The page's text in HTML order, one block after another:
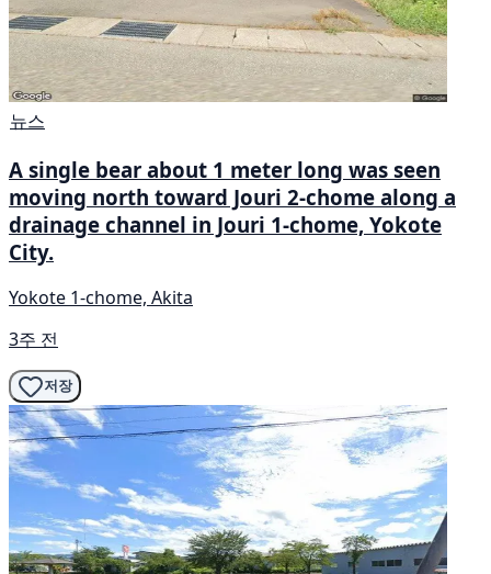
뉴스
A single bear about 1 meter long was seen
moving north toward Jouri 2-chome along a
drainage channel in Jouri 1-chome, Yokote
City.
Yokote 1-chome, Akita
3주 전
저장